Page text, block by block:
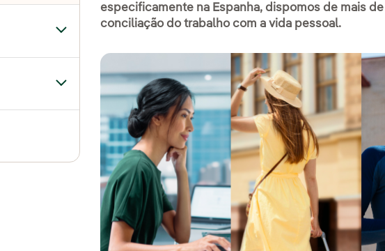
Alternar submenu de Carreiras na Iberdrola
Alternar submenu de Estudantes
externo, abra em uma nova aba.
especificamente na Espanha, dispomos de mais
conciliação do trabalho com a vida pessoal.